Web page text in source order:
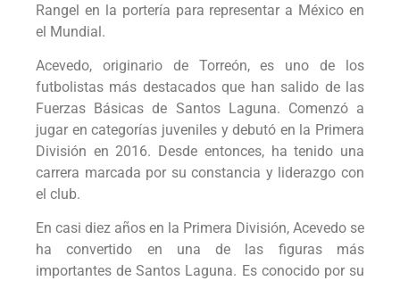
Rangel en la portería para representar a México en
el Mundial.
Acevedo, originario de Torreón, es uno de los
futbolistas más destacados que han salido de las
Fuerzas Básicas de Santos Laguna. Comenzó a
jugar en categorías juveniles y debutó en la Primera
División en 2016. Desde entonces, ha tenido una
carrera marcada por su constancia y liderazgo con
el club.
En casi diez años en la Primera División, Acevedo se
ha convertido en una de las figuras más
importantes de Santos Laguna. Es conocido por su